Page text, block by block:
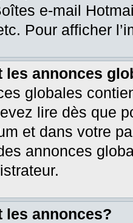
e-mail
Pour afficher
les annonces
globales
lire dès que
et dans votre
annonces
les annonces?